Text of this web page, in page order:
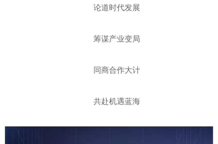
论道时代发展
筹谋产业变局
同商合作大计
共赴机遇蓝海